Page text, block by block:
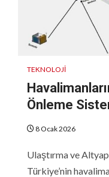
TEKNOLOJI
Önleme
8 Ocak 2026
Ulaştırma ve
Türkiye’nin